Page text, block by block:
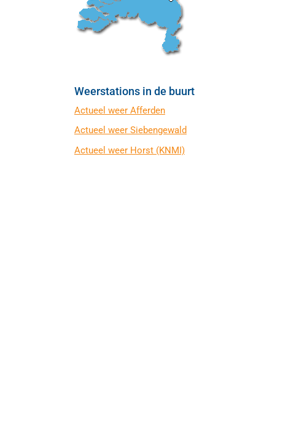
Weerstations in de buurt
Actueel weer Afferden
Actueel weer Siebengewald
Actueel weer Horst (KNMI)